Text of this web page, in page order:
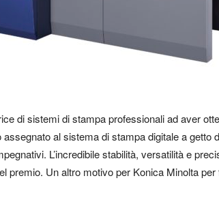
di sistemi di stampa professionali ad aver
al sistema di stampa digitale a getto
L’incredibile stabilità, versatilità e
premio. Un altro motivo per Konica Minolta